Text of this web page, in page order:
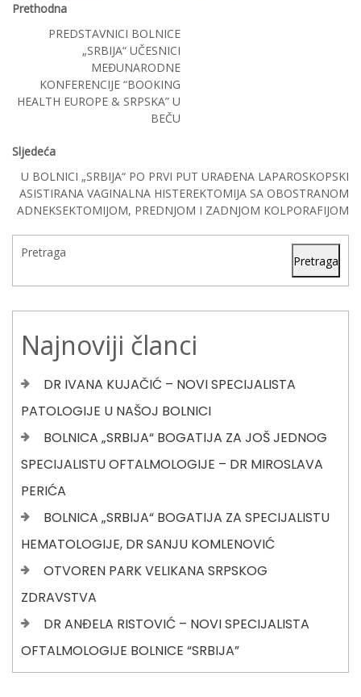
Prethodna
PREDSTAVNICI BOLNICE
„SRBIJA“ UČESNICI
MEĐUNARODNE
KONFERENCIJE “BOOKING
HEALTH EUROPE & SRPSKA” U
BEČU
Sljedeća
U BOLNICI „SRBIJA“ PO PRVI PUT URAĐENA LAPAROSKOPSKI
ASISTIRANA VAGINALNA HISTEREKTOMIJA SA OBOSTRANOM
ADNEKSEKTOMIJOM, PREDNJOM I ZADNJOM KOLPORAFIJOM
Pretraga
Pretraga
Najnoviji članci
DR IVANA KUJAČIĆ – NOVI SPECIJALISTA
PATOLOGIJE U NAŠOJ BOLNICI
BOLNICA „SRBIJA“ BOGATIJA ZA JOŠ JEDNOG
SPECIJALISTU OFTALMOLOGIJE – DR MIROSLAVA
PERIĆA
BOLNICA „SRBIJA“ BOGATIJA ZA SPECIJALISTU
HEMATOLOGIJE, DR SANJU KOMLENOVIĆ
OTVOREN PARK VELIKANA SRPSKOG
ZDRAVSTVA
DR ANĐELA RISTOVIĆ – NOVI SPECIJALISTA
OFTALMOLOGIJE BOLNICE “SRBIJA”